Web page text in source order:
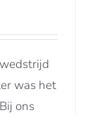
was het
ons